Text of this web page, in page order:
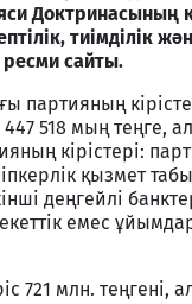
Доктринасының
тиімділік
сайты.
партияның
518 мың теңге,
кірістері:
қызмет
деңгейлі
емес
721 млн. теңгені,